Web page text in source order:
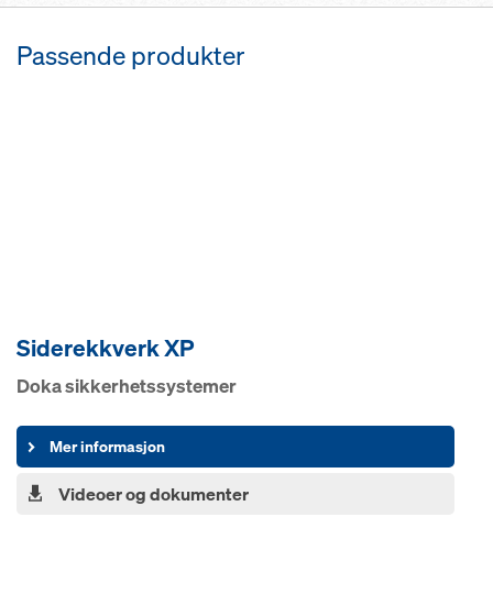
Passende produkter
Siderekkverk XP
Doka sikkerhetssystemer
Mer informasjon
Videoer og dokumenter